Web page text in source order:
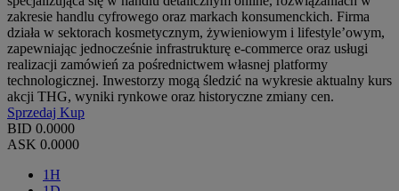
zakresie handlu cyfrowego oraz markach konsumenckich. Firma
działa w sektorach kosmetycznym, żywieniowym i lifestyle’owym,
zapewniając jednocześnie infrastrukturę e-commerce oraz usługi
realizacji zamówień za pośrednictwem własnej platformy
technologicznej. Inwestorzy mogą śledzić na wykresie aktualny kurs
akcji THG, wyniki rynkowe oraz historyczne zmiany cen.
Sprzedaj Kup
BID 0.0000
ASK 0.0000
1H